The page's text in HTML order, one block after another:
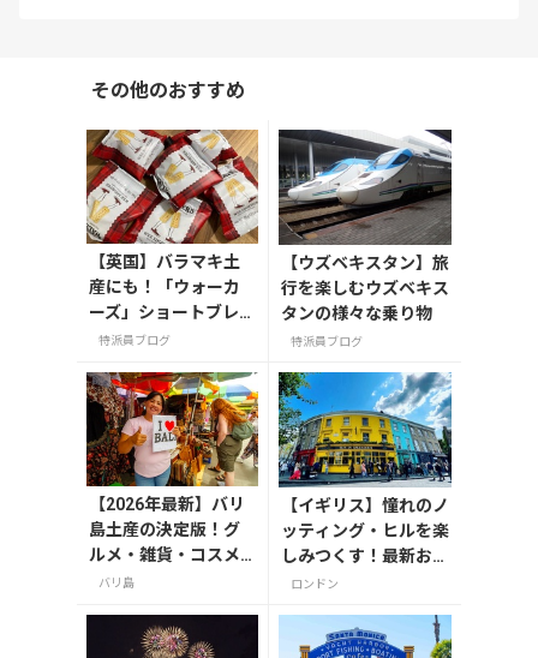
その他のおすすめ
【英国】バラマキ土
産にも！「ウォーカ
ーズ」ショートブレ
ッド食べ切りパック
特派員ブログ
【ウズベキスタン】旅
行を楽しむウズベキス
タンの様々な乗り物
特派員ブログ
【2026年最新】バリ
島土産の決定版！グ
ルメ・雑貨・コスメ
のおすすめ20選
バリ島
【イギリス】憧れのノ
ッティング・ヒルを楽
しみつくす！最新おす
すめスポット6選
ロンドン